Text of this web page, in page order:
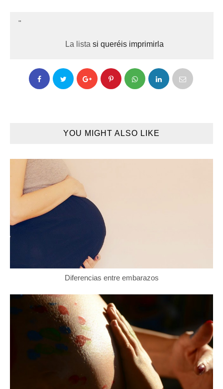
La lista si queréis imprimirla
YOU MIGHT ALSO LIKE
Diferencias entre embarazos